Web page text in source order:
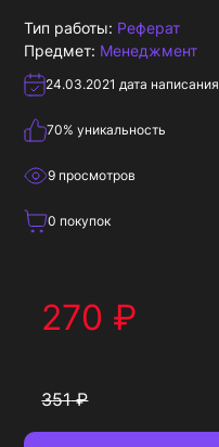
Тип работы: Реферат
Предмет: Менеджмент
24.03.2021 дата написания
70% уникальность
9 просмотров
0 покупок
270 ₽
351₽